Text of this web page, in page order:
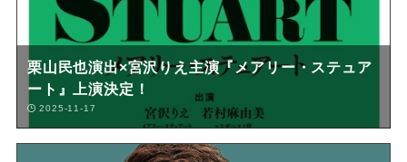
栗山民也演出×宮沢りえ主演『メアリー・ステュア
ート』上演決定！
2025-11-17